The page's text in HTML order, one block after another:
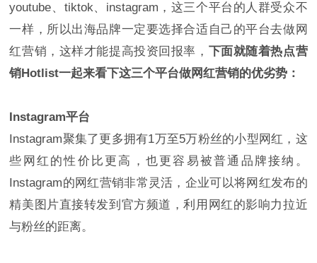
youtube、tiktok、instagram，这三个平台的人群受众不
一样，所以出海品牌一定要选择合适自己的平台去做网
红营销，这样才能提高投资回报率， 下面就随着热点营
销Hotlist一起来看下这三个平台做网红营销的优劣势：
Instagram平台
Instagram聚集了更多拥有1万至5万粉丝的小型网红，这
些网红的性价比更高，也更容易被普通品牌接纳。
Instagram的网红营销非常灵活，企业可以将网红发布的
精美图片直接转发到官方频道，利用网红的影响力拉近
与粉丝的距离。